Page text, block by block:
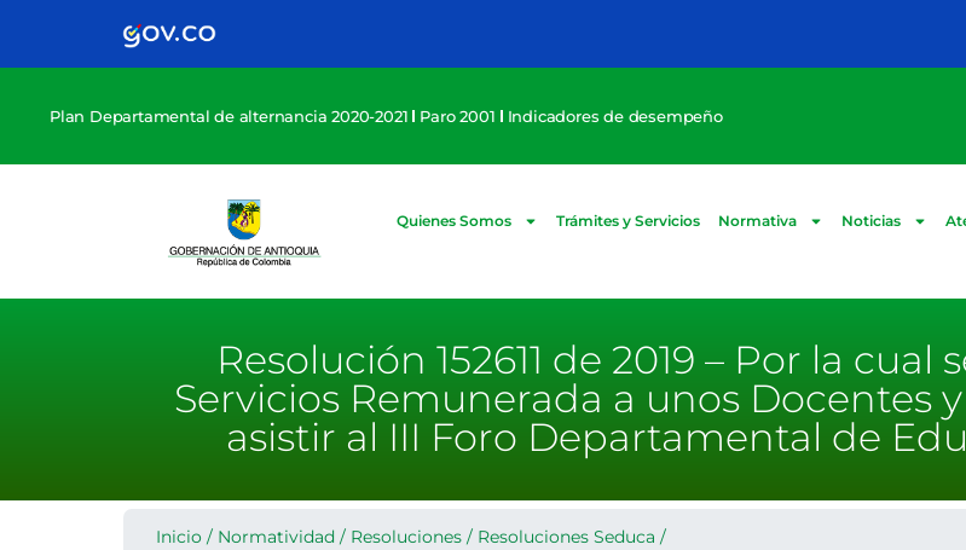
Plan Departamental de alternancia 2020-2021 Paro 2001 Indicadores de desempeño
Quienes Somos Trámites y Servicios Normativa Noticias
Resolución 152611 de 2019 – Por la
Servicios Remunerada a unos Docentes
asistir al III Foro Departamental de
Inicio / Normatividad / Resoluciones / Resoluciones Seduca /